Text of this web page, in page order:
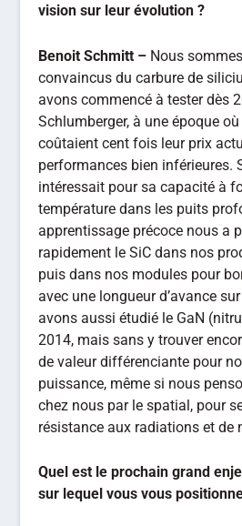
intéressait pour sa capacité à
apprentissage précoce nous a
rapidement le SiC dans nos
puis dans nos modules pour
avec une longueur d’avance
avons aussi étudié le GaN
2014, mais sans y trouver
de valeur différenciante pour
puissance, même si nous
chez nous par le spatial, pour
résistance aux radiations et de
Quel est le prochain grand
sur lequel vous vous
Benoit Schmitt –Deux sujets
premier est immédiat :
centers en courant continu à
rupture annoncée par Nvidia
par baie, soient alimentés en
tension plutôt qu’en alternatif